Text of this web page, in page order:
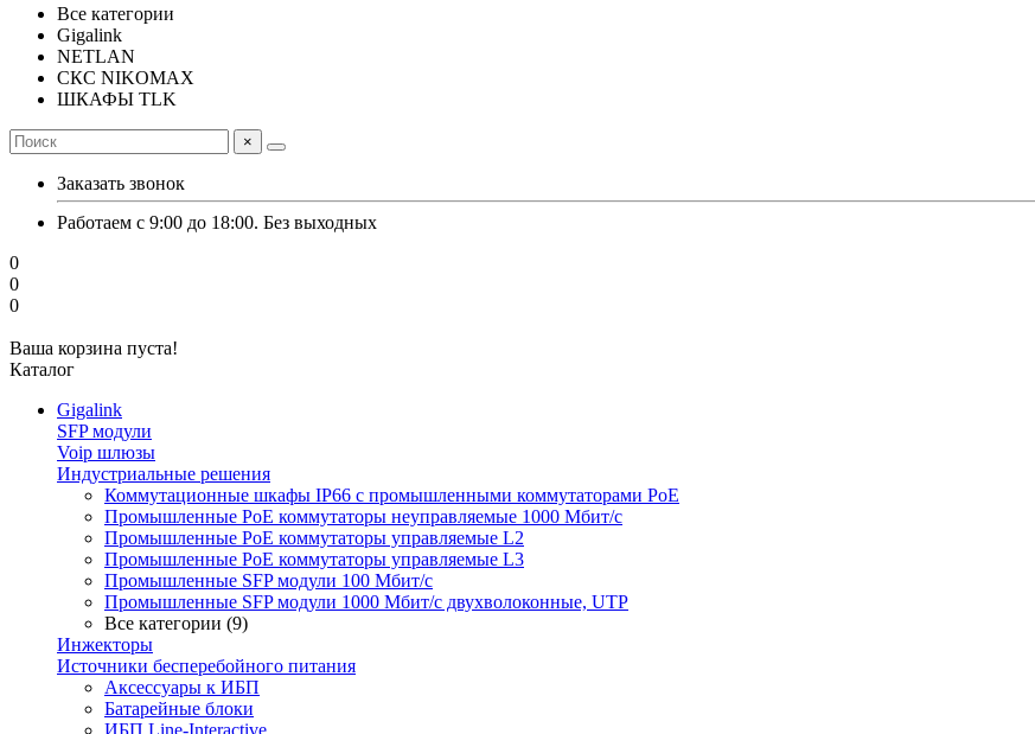
Все категории
Gigalink
NETLAN
СКС NIKOMAX
ШКАФЫ TLK
×
Заказать звонок
Работаем с 9:00 до 18:00. Без выходных
0
0
0
Ваша корзина пуста!
Каталог
Gigalink
SFP модули
Voip шлюзы
Индустриальные решения
Коммутационные шкафы IP66 c промышленными коммутаторами PoE
Промышленные PoE коммутаторы неуправляемые 1000 Мбит/с
Промышленные PoE коммутаторы управляемые L2
Промышленные PoE коммутаторы управляемые L3
Промышленные SFP модули 100 Мбит/c
Промышленные SFP модули 1000 Мбит/c двухволоконные, UTP
Все категории (9)
Инжекторы
Источники бесперебойного питания
Аксессуары к ИБП
Батарейные блоки
ИБП Line-Interactive